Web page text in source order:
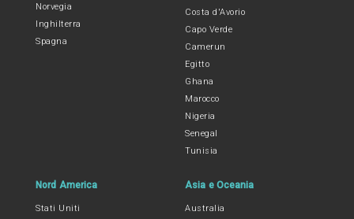
Norvegia
Inghilterra
Spagna
Costa d'Avorio
Capo Verde
Camerun
Egitto
Ghana
Marocco
Nigeria
Senegal
Tunisia
Nord America
Stati Uniti
Asia e Oceania
Australia